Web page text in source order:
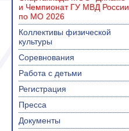
и Чемпионат ГУ МВД России
по МО 2026
Коллективы физической
культуры
Соревнования
Работа с детьми
Регистрация
Пресса
Документы